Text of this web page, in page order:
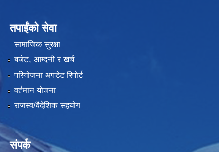
तपाईंको सेवा
सामाजिक सुरक्षा
बजेट, आम्दनी र खर्च
परियोजना अपडेट रिपोर्ट
वर्तमान योजना
राजस्व/वैदेशिक सहयोग
संपर्क